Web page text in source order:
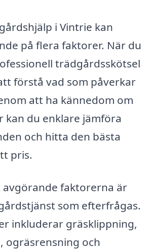
i Vintrie kan
på flera faktorer. När du
trädgårdsskötsel
förstå vad som påverkar
att ha kännedom om
kan du enklare jämföra
och hitta den bästa
pris.
avgörande faktorerna är
som efterfrågas.
inkluderar gräsklippning,
ogräsrensning och